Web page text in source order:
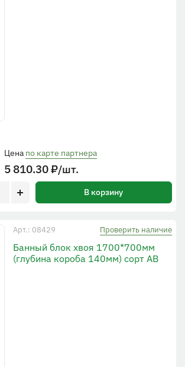
Цена по карте партнера
5 810.30₽/шт.
В корзину
Арт.: 08429 Проверить наличие
Банный блок хвоя 1700*700мм
(глубина короба 140мм) сорт АВ